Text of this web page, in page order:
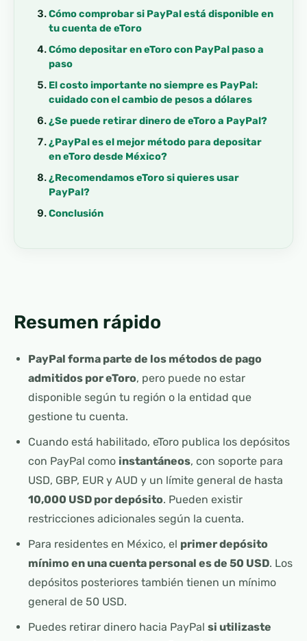
Cómo comprobar si PayPal está disponible en
tu cuenta de eToro
Cómo depositar en eToro con PayPal paso a
paso
El costo importante no siempre es PayPal:
cuidado con el cambio de pesos a dólares
¿Se puede retirar dinero de eToro a PayPal?
¿PayPal es el mejor método para depositar
en eToro desde México?
¿Recomendamos eToro si quieres usar
PayPal?
Conclusión
Resumen rápido
PayPal forma parte de los métodos de pago
admitidos por eToro, pero puede no estar
disponible según tu región o la entidad que
gestione tu cuenta.
Cuando está habilitado, eToro publica los depósitos
con PayPal como instantáneos, con soporte para
USD, GBP, EUR y AUD y un límite general de hasta
10,000 USD por depósito. Pueden existir
restricciones adicionales según la cuenta.
Para residentes en México, el primer depósito
mínimo en una cuenta personal es de 50 USD. Los
depósitos posteriores también tienen un mínimo
general de 50 USD.
Puedes retirar dinero hacia PayPal si utilizaste